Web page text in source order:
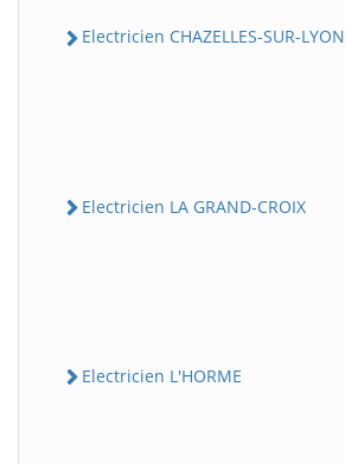
Electricien CHAZELLES-SUR-LYON
Electricien LA GRAND-CROIX
Electricien L'HORME